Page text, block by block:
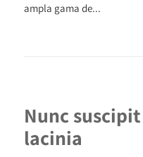
ampla gama de...
Nunc
lacinia